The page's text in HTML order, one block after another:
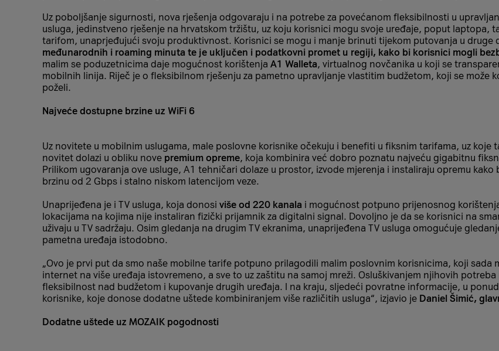
Uz poboljšanje sigurnosti, nova rješenja odgovaraju i na potrebe za povećanom fleksibilnosti u
usluga, jedinstveno rješenje na hrvatskom tržištu, uz koju korisnici mogu svoje uređaje, poput laptopa,
tarifom, unaprjeđujući svoju produktivnost. Korisnici se mogu i manje brinuti tijekom putovanja u druge
međunarodnih i roaming minuta te je uključen i podatkovni promet u regiji, kako bi korisnici mogli
malim se poduzetnicima daje mogućnost korištenja A1 Walleta, virtualnog novčanika u koji se
mobilnih linija. Riječ je o fleksibilnom rješenju za pametno upravljanje vlastitim budžetom, koji se može
poželi.
Najveće dostupne brzine uz WiFi 6
Uz novitete u mobilnim uslugama, male poslovne korisnike očekuju i benefiti u fiksnim tarifama, uz
novitet dolazi u obliku nove premium opreme, koja kombinira već dobro poznatu najveću gigabitnu
Prilikom ugovaranja ove usluge, A1 tehničari dolaze u prostor, izvode mjerenja i instaliraju opremu
brzinu od 2 Gbps i stalno niskom latencijom veze.
Unaprijeđena je i TV usluga, koja donosi više od 220 kanala i mogućnost potpuno prijenosnog
lokacijama na kojima nije instaliran fizički prijamnik za digitalni signal. Dovoljno je da se korisnici na
uživaju u TV sadržaju. Osim gledanja na drugim TV ekranima, unaprijeđena TV usluga omogućuje
pametna uređaja istodobno.
„Ovo je prvi put da smo naše mobilne tarife potpuno prilagodili malim poslovnim korisnicima, koji
internet na više uređaja istovremeno, a sve to uz zaštitu na samoj mreži. Osluškivanjem njihovih
fleksibilnost nad budžetom i kupovanje drugih uređaja. I na kraju, sljedeći povratne informacije, u
korisnike, koje donose dodatne uštede kombiniranjem više različitih usluga“, izjavio je Daniel Šimić,
Dodatne uštede uz MOZAIK pogodnosti